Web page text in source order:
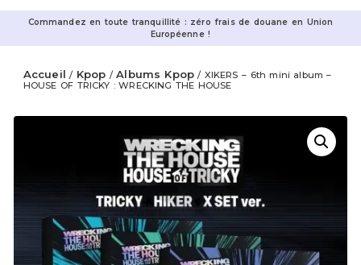
Commandez en toute tranquillité : zéro frais de douane en Union
Européenne !
Accueil / Kpop /Albums Kpop/ XIKERS – 6th mini album –
HOUSE OF TRICKY : WRECKING THE HOUSE